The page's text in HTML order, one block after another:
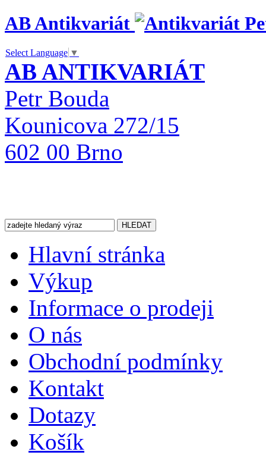
AB Antikvariát
Select Language ▼
AB ANTIKVARIÁT
Petr Bouda
Kounicova 272/15
602 00 Brno
Hlavní stránka
Výkup
Informace o prodeji
O nás
Obchodní podmínky
Kontakt
Dotazy
Košík